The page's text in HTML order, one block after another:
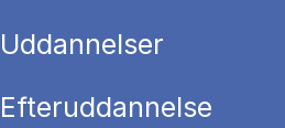
Uddannelser
Efteruddannelse